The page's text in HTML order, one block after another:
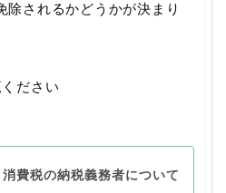
除されるかどうかが決まり
ださい
消費税の納税義務者について